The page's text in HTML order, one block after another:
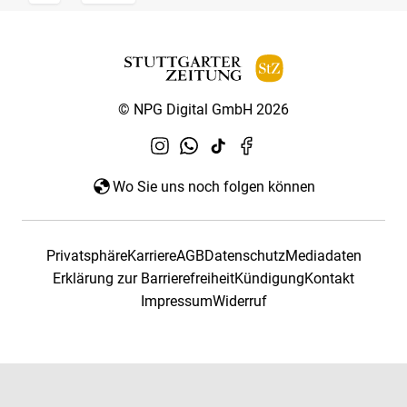
© NPG Digital GmbH 2026
Wo Sie uns noch folgen können
PrivatsphäreKarriereAGBDatenschutzMediadaten
Erklärung zur BarrierefreiheitKündigungKontakt
ImpressumWiderruf